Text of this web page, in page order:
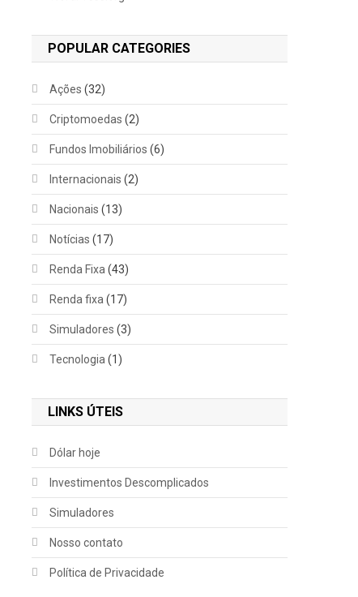
POPULAR CATEGORIES
Ações (32)
Criptomoedas (2)
Fundos Imobiliários (6)
Internacionais (2)
Nacionais (13)
Notícias (17)
Renda Fixa (43)
Renda fixa (17)
Simuladores (3)
Tecnologia (1)
LINKS ÚTEIS
Dólar hoje
Investimentos Descomplicados
Simuladores
Nosso contato
Política de Privacidade